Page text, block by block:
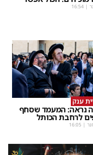
|
16:54
ענק
נראה: המעמד שסחף
לרחבת הכותל
|
16:05